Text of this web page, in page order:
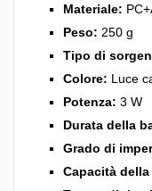
Materiale:
Peso: 250 g
Tipo di
Colore: Luce
Potenza: 3 W
Durata della
Grado di
Capacità